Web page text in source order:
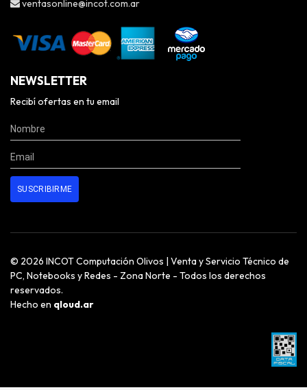
ventasonline@incot.com.ar
NEWSLETTER
Recibí ofertas en tu email
© 2026 INCOT Computación Olivos | Venta y Servicio Técnico de
PC, Notebooks y Redes - Zona Norte - Todos los derechos
reservados.
Hecho en qloud.ar